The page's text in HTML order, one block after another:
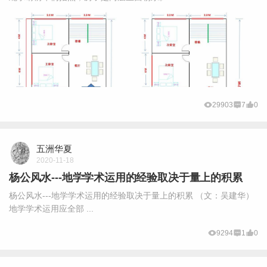
29903 7 0
五洲华夏
2020-11-18
杨公风水---地学学术运用的经验取决于量上的积累
杨公风水---地学学术运用的经验取决于量上的积累 （文：吴建华）
地学学术运用应全部 ...
9294 1 0